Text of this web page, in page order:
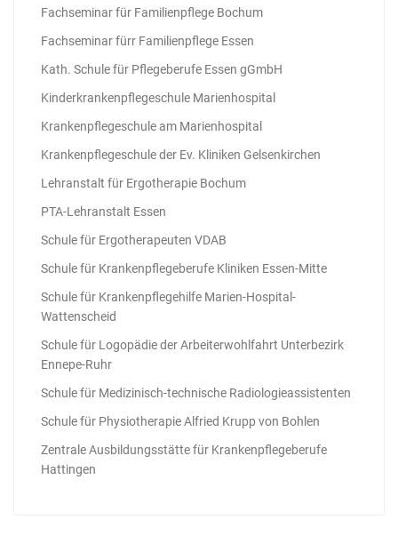
Fachseminar für Familienpflege Bochum
Fachseminar fürr Familienpflege Essen
Kath. Schule für Pflegeberufe Essen gGmbH
Kinderkrankenpflegeschule Marienhospital
Krankenpflegeschule am Marienhospital
Krankenpflegeschule der Ev. Kliniken Gelsenkirchen
Lehranstalt für Ergotherapie Bochum
PTA-Lehranstalt Essen
Schule für Ergotherapeuten VDAB
Schule für Krankenpflegeberufe Kliniken Essen-Mitte
Schule für Krankenpflegehilfe Marien-Hospital-
Wattenscheid
Schule für Logopädie der Arbeiterwohlfahrt Unterbezirk
Ennepe-Ruhr
Schule für Medizinisch-technische Radiologieassistenten
Schule für Physiotherapie Alfried Krupp von Bohlen
Zentrale Ausbildungsstätte für Krankenpflegeberufe
Hattingen